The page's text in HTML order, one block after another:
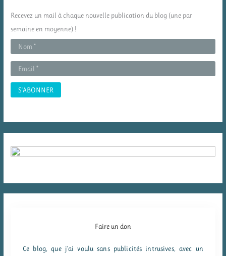
:
Recevez un mail à chaque nouvelle publication du blog (une par
semaine en moyenne) !
Faire un don
Ce blog, que j'ai voulu sans publicités intrusives, avec un